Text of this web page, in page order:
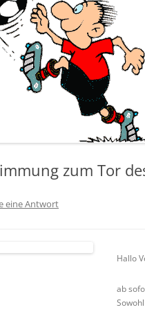
zum Tor
eine Antwort
Hallo
ab